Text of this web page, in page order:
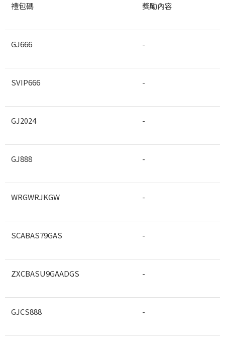
禮包碼 獎勵內容
GJ666 -
SVIP666 -
GJ2024 -
GJ888 -
WRGWRJKGW -
SCABAS79GAS -
ZXCBASU9GAADGS -
GJCS888 -